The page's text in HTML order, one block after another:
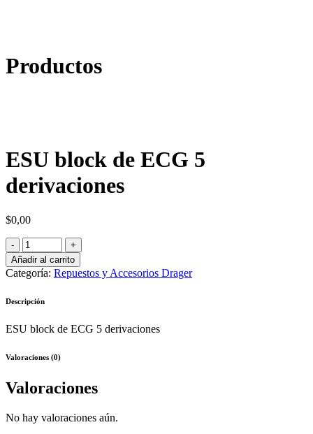
Productos
ESU block de ECG 5
derivaciones
$0,00
Añadir al carrito
Categoría: Repuestos y Accesorios Drager
Descripción
ESU block de ECG 5 derivaciones
Valoraciones (0)
Valoraciones
No hay valoraciones aún.